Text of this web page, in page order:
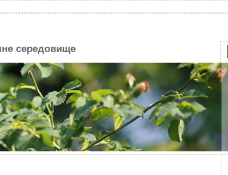
середовище